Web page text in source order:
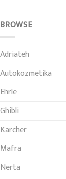
BROWSE
Adriateh
Autokozmetika
Ehrle
Ghibli
Karcher
Mafra
Nerta